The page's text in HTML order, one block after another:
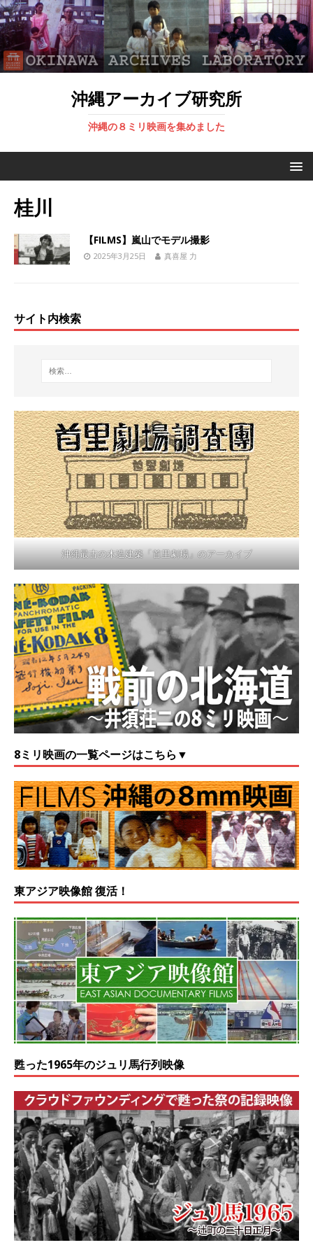
沖縄アーカイブ研究所
沖縄の８ミリ映画を集めました
桂川
【FILMS】嵐山でモデル撮影
2025年3月25日 真喜屋 力
サイト内検索
沖縄最古の木造建築「首里劇場」のアーカイブ
8ミリ映画の一覧ページはこちら▼
東アジア映像館 復活！
甦った1965年のジュリ馬行列映像